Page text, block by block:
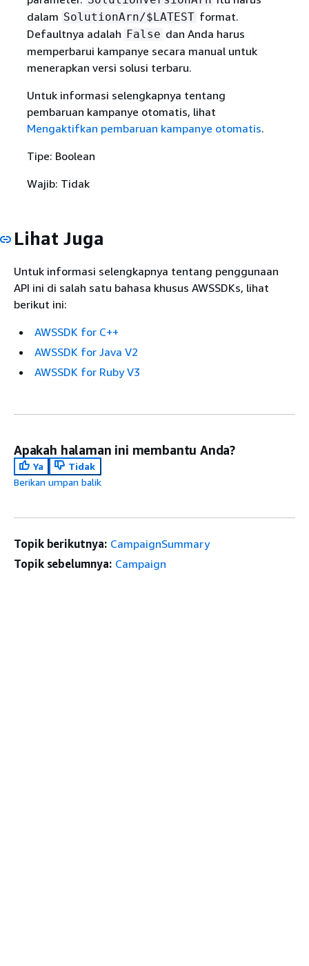
dalam SolutionArn/$LATEST format.
Defaultnya adalah False dan Anda harus
memperbarui kampanye secara manual untuk
menerapkan versi solusi terbaru.
Untuk informasi selengkapnya tentang
pembaruan kampanye otomatis, lihat
Mengaktifkan pembaruan kampanye otomatis.
Tipe: Boolean
Wajib: Tidak
Lihat Juga
Untuk informasi selengkapnya tentang penggunaan
API ini di salah satu bahasa khusus AWSSDKs, lihat
berikut ini:
AWSSDK for C++
AWSSDK for Java V2
AWSSDK for Ruby V3
Apakah halaman ini membantu Anda?
Ya
Tidak
Berikan umpan balik
Topik berikutnya: CampaignSummary
Topik sebelumnya: Campaign